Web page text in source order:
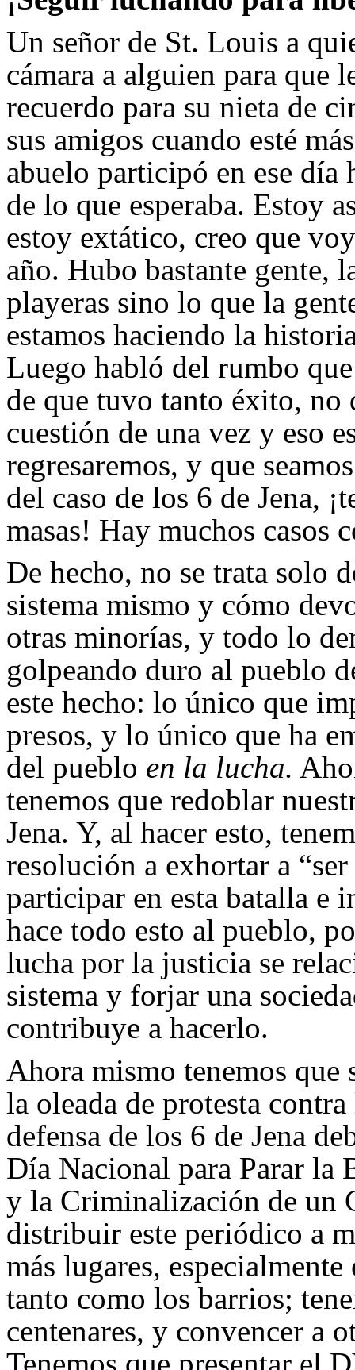
Un señor de St. Louis a
cámara a alguien para que
recuerdo para su nieta de
sus amigos cuando esté
abuelo participó en ese
de lo que esperaba. Estoy
estoy extático, creo que
año. Hubo bastante gente,
playeras sino lo que la
estamos haciendo la
Luego habló del rumbo
de que tuvo tanto éxito, no
cuestión de una vez y eso
regresaremos, y que
del caso de los 6 de Jena,
masas! Hay muchos casos
De hecho, no se trata solo
sistema mismo y cómo
otras minorías, y todo lo
golpeando duro al pueblo
este hecho: lo único que
presos, y lo único que ha
del pueblo en la lucha.
tenemos que redoblar
Jena. Y, al hacer esto,
resolución a exhortar a
participar en esta batalla e
hace todo esto al pueblo,
lucha por la justicia se
sistema y forjar una
contribuye a hacerlo.
Ahora mismo tenemos
la oleada de protesta
defensa de los 6 de Jena
Día Nacional para Parar la
y la Criminalización de un
distribuir este periódico a
más lugares,
tanto como los barrios;
centenares, y convencer a